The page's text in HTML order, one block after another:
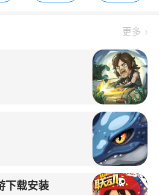
更多
下载安装